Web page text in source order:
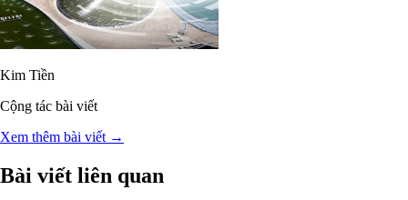
Kim Tiền
Cộng tác bài viết
Xem thêm bài viết →
Bài viết liên quan